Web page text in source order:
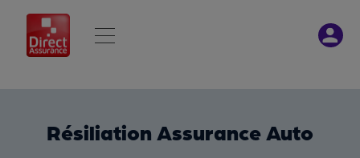
Résiliation Assurance Auto